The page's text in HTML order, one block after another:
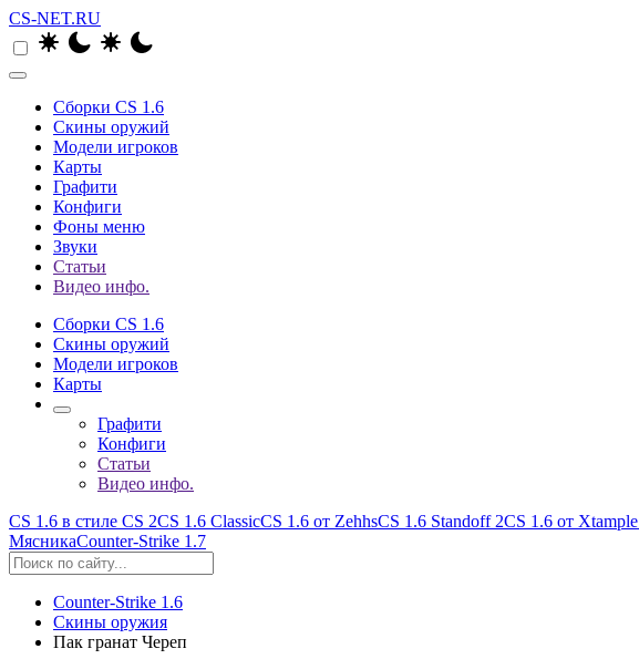
CS-NET.RU
Сборки CS 1.6
Скины оружий
Модели игроков
Карты
Графити
Конфиги
Фоны меню
Звуки
Статьи
Видео инфо.
Сборки CS 1.6
Скины оружий
Модели игроков
Карты
Графити
Конфиги
Статьи
Видео инфо.
CS 1.6 в стиле CS 2CS 1.6 ClassicCS 1.6 от ZehhsCS 1.6 Standoff 2CS 1.6 от Xtample
МясникаCounter-Strike 1.7
Counter-Strike 1.6
Скины оружия
Пак гранат Череп